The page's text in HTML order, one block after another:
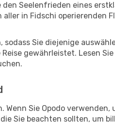
den Seelenfrieden eines
in Fidschi operierenden
Sie diejenige
gewährleistet. Lesen
Sie Opodo verwenden,
Sie beachten sollten, um